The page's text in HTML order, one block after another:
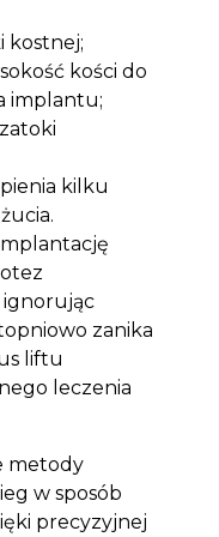
kostnej;
kości do
implantu;
kilku
ignorując
zanika
liftu
leczenia
metody
w sposób
precyzyjnej